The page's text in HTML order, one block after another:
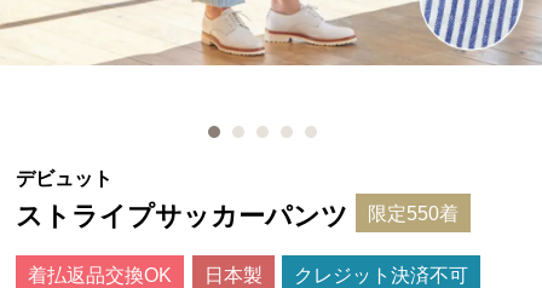
デビュット
ストライプサッカーパンツ 限定550着
着払返品交換OK 日本製 クレジット決済不可